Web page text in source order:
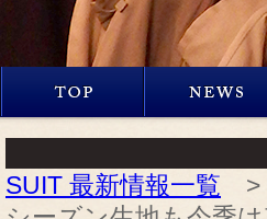
SUIT 最新情報一覧 >